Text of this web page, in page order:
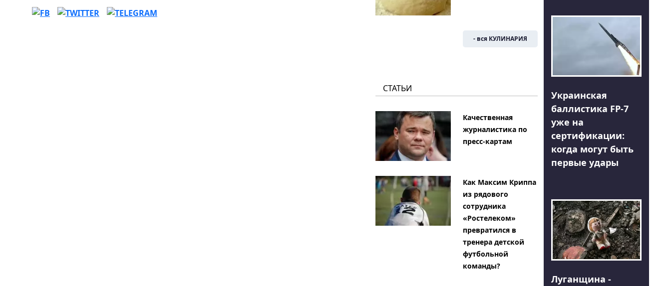
- вся КУЛИНАРИЯ
СТАТЬИ
Качественная
журналистика по
пресс-картам
Как Максим Криппа
из рядового
сотрудника
«Ростелеком»
превратился в
тренера детской
футбольной
команды?
Украинская
баллистика FP-7
уже на
сертификации:
когда могут быть
первые удары
Луганщина -